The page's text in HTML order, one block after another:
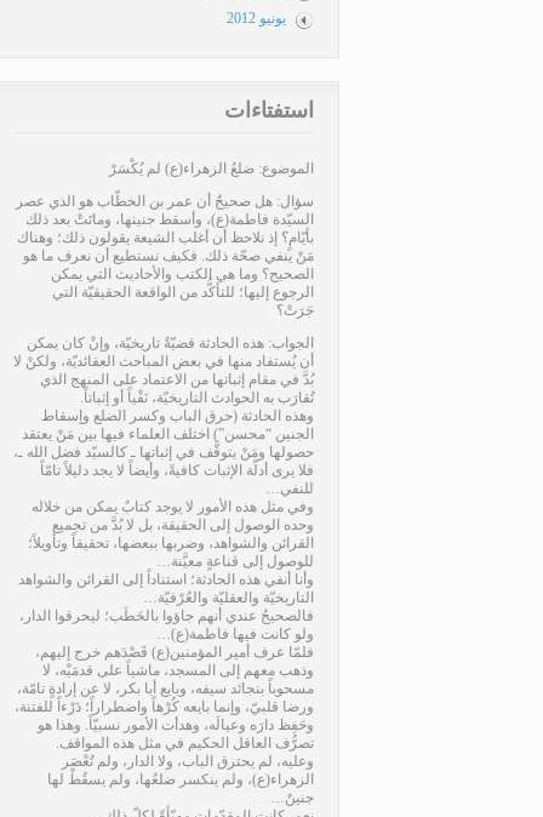
يونيو 2012
استفتاءات
الموضوع: ضلعُ الزهراء(ع) لم يُكْسَرْ
سؤال: هل صحيحٌ أن عمر بن الخطّاب هو الذي عصر
السيّدة فاطمة(ع)، وأسقط جنينها، وماتَتْ بعد ذلك
بأيّامٍ؟ إذ نلاحظ أن أغلب الشيعة يقولون ذلك؛ وهناك
مَنْ ينفي صحّة ذلك. فكيف نستطيع أن نعرف ما هو
الصحيح؟ وما هي الكتب والأحاديث التي يمكن
الرجوع إليها؛ للتأكُّد من الواقعة الحقيقيّة التي
جَرَتْ؟
الجواب: هذه الحادثة قضيّةٌ تاريخيّة، وإنْ كان يمكن
أن يُستفاد منها في بعض المباحث العقائديّة، ولكنْ لا
بُدَّ في مقام إثباتها من الاعتماد على المنهج الذي
تُقارَب به الحوادث التاريخيّة، نَفْياً أو إثباتاً.
وهذه الحادثة (حرق الباب وكسر الضلع وإسقاط
الجنين “محسن”) اختلف العلماء فيها بين مَنْ يعتقد
حصولها ومَنْ يتوقَّف في إثباتها ـ كالسيّد فضل الله ـ،
فلا يرى أدلّة الإثبات كافيةً، وأيضاً لا يجد دليلاً تامّاً
للنفي…
وفي مثل هذه الأمور لا يوجد كتابٌ يمكن من خلاله
وحده الوصول إلى الحقيقة، بل لا بُدَّ من تجميع
القرائن والشواهد، وضربها ببعضها، تحقيقاً وتأويلاً؛
للوصول إلى قناعةٍ معيَّنة…
وأنا أنفي هذه الحادثة؛ استناداً إلى القرائن والشواهد
التاريخيّة والعقليّة والعُرْفيّة…
فالصحيحُ عندي أنهم جاؤوا بالحَطَب؛ ليحرقوا الدار،
ولو كانت فيها فاطمة(ع)…
فلمّا عرف أمير المؤمنين(ع) قَصْدَهم خرج إليهم،
وذهب معهم إلى المسجد، ماشياً على قدمَيْه، لا
مسحوباً بنجائد سيفه، وبايع أبا بكر، لا عن إرادةٍ تامّة،
ورضا قلبيّ، وإنما بايعه كُرْهاً واضطراراً؛ دَرْءاً للفتنة،
وحَفِظ دارَه وعيالَه، وهدأت الأمور نسبيّاً. وهذا هو
تصرُّف العاقل الحكيم في مثل هذه المواقف.
وعليه، لم يحترق الباب، ولا الدار، ولم تُعْصَر
الزهراء(ع)، ولم ينكسر ضلعُها، ولم يسقُطْ لها
جنينٌ…